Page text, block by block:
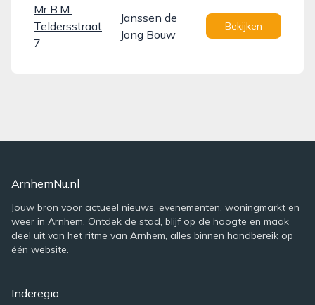
Mr B.M.
Teldersstraat
7
Janssen de
Jong Bouw
Bekijken
ArnhemNu.nl
Jouw bron voor actueel nieuws, evenementen, woningmarkt en
weer in Arnhem. Ontdek de stad, blijf op de hoogte en maak
deel uit van het ritme van Arnhem, alles binnen handbereik op
één website.
Inderegio